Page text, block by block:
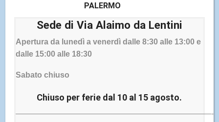
Servizio di Raccolta e Spedizione al Centro Nazionale
Servizio disponibile a: Palermo | Catania
PALERMO
Sede di Via Alaimo da Lentini
Apertura da lunedì a venerdì dalle 8:30 alle 13:00 e
dalle 15:00 alle 18:30
Sabato chiuso
Chiuso per ferie dal 10 al 15 agosto.
—————————————————————————-